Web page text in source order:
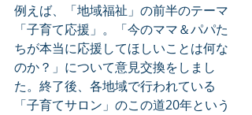
例えば、「地域福祉」の前半のテーマ
「子育て応援」。「今のママ＆パパた
ちが本当に応援してほしいことは何な
のか？」について意見交換をしまし
た。終了後、各地域で行われている
「子育てサロン」のこの道20年という